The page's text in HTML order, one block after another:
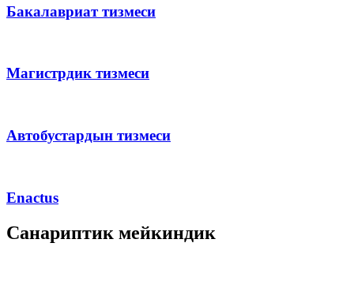
Бакалавриат тизмеси
Магистрдик тизмеси
Автобустардын тизмеси
Enactus
Санариптик мейкиндик